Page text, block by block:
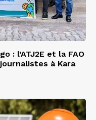
: l’ATJ2E et la FAO
à Kara